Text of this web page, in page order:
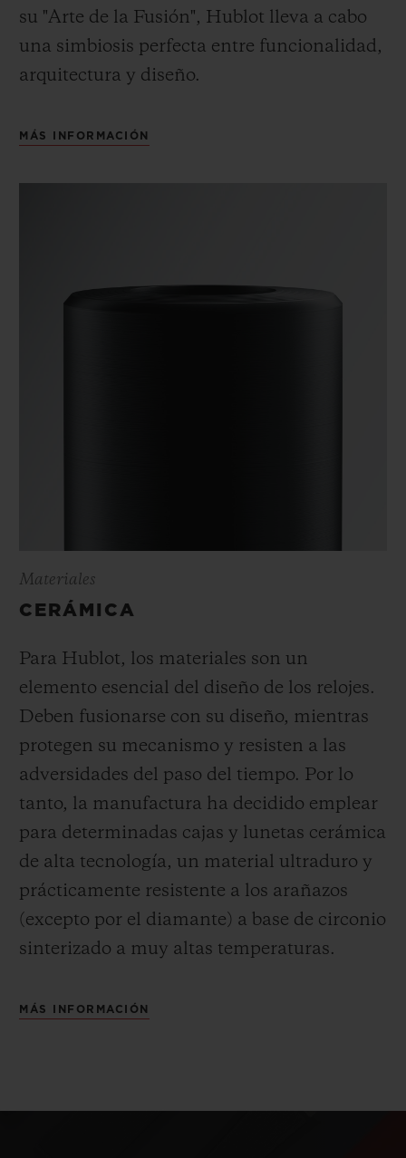
su "Arte de la Fusión", Hublot lleva a cabo
una simbiosis perfecta entre funcionalidad,
arquitectura y diseño.
MÁS INFORMACIÓN
Materiales
CERÁMICA
Para Hublot, los materiales son un
elemento esencial del diseño de los relojes.
Deben fusionarse con su diseño, mientras
protegen su mecanismo y resisten a las
adversidades del paso del tiempo. Por lo
tanto, la manufactura ha decidido emplear
para determinadas cajas y lunetas cerámica
de alta tecnología, un material ultraduro y
prácticamente resistente a los arañazos
(excepto por el diamante) a base de circonio
sinterizado a muy altas temperaturas.
MÁS INFORMACIÓN